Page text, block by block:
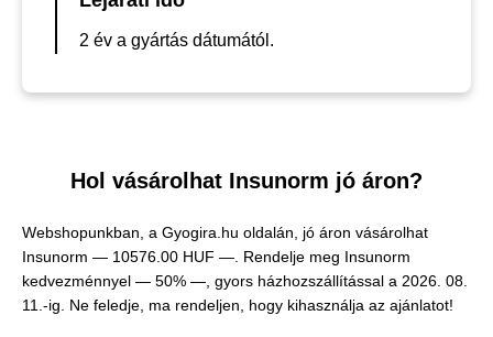
2 év a gyártás dátumától.
Hol vásárolhat Insunorm jó áron?
Webshopunkban, a Gyogira.hu oldalán, jó áron vásárolhat
Insunorm — 10576.00 HUF — . Rendelje meg Insunorm
kedvezménnyel — 50% —, gyors házhozszállítással a 2026. 08.
11.-ig. Ne feledje, ma rendeljen, hogy kihasználja az ajánlatot!